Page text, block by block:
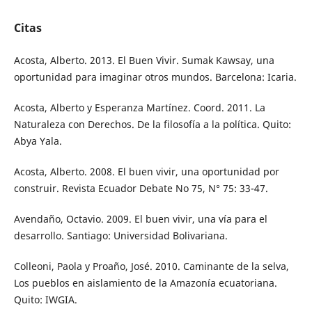
Citas
Acosta, Alberto. 2013. El Buen Vivir. Sumak Kawsay, una
oportunidad para imaginar otros mundos. Barcelona: Icaria.
Acosta, Alberto y Esperanza Martínez. Coord. 2011. La
Naturaleza con Derechos. De la filosofía a la política. Quito:
Abya Yala.
Acosta, Alberto. 2008. El buen vivir, una oportunidad por
construir. Revista Ecuador Debate No 75, N° 75: 33-47.
Avendaño, Octavio. 2009. El buen vivir, una vía para el
desarrollo. Santiago: Universidad Bolivariana.
Colleoni, Paola y Proaño, José. 2010. Caminante de la selva,
Los pueblos en aislamiento de la Amazonía ecuatoriana.
Quito: IWGIA.